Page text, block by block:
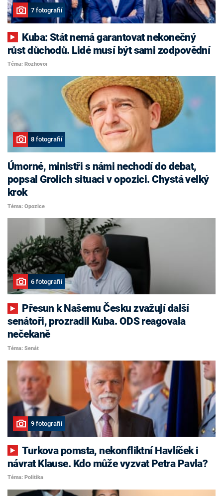
7 fotografií
růst důchodů. Lidé musí být sami zodpovědní
Téma: Rozhovor
8 fotografií
Úmorné, ministři s námi nechodí do debat,
popsal Grolich situaci v opozici. Chystá velký
krok
Téma: Opozice
6 fotografií
senátoři, prozradil Kuba. ODS reagovala
nečekaně
Téma: Senát
9 fotografií
Turkova pomsta, nekonfliktní Havlíček i
návrat Klause. Kdo může vyzvat Petra Pavla?
Téma: Politika